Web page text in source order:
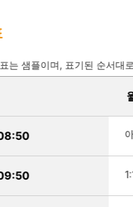
는 샘플이며, 표기된 순서대